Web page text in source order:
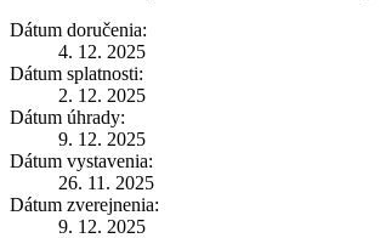
Dátum doručenia:
4. 12. 2025
Dátum splatnosti:
2. 12. 2025
Dátum úhrady:
9. 12. 2025
Dátum vystavenia:
26. 11. 2025
Dátum zverejnenia:
9. 12. 2025